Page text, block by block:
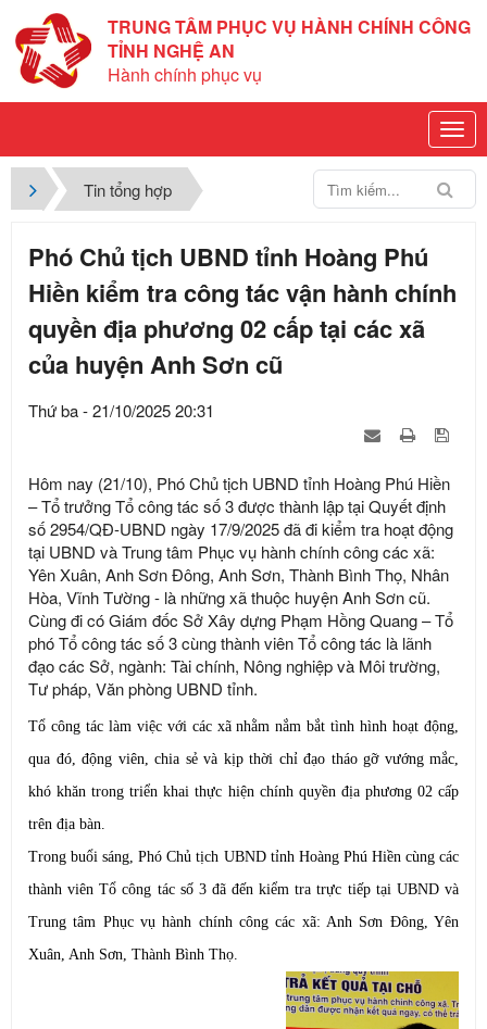
TRUNG TÂM PHỤC VỤ HÀNH CHÍNH CÔNG
TỈNH NGHỆ AN
Hành chính phục vụ
Tin tổng hợp
Phó Chủ tịch UBND tỉnh Hoàng Phú
Hiền kiểm tra công tác vận hành chính
quyền địa phương 02 cấp tại các xã
của huyện Anh Sơn cũ
Thứ ba - 21/10/2025 20:31
Hôm nay (21/10), Phó Chủ tịch UBND tỉnh Hoàng Phú Hiền
– Tổ trưởng Tổ công tác số 3 được thành lập tại Quyết định
số 2954/QĐ-UBND ngày 17/9/2025 đã đi kiểm tra hoạt động
tại UBND và Trung tâm Phục vụ hành chính công các xã:
Yên Xuân, Anh Sơn Đông, Anh Sơn, Thành Bình Thọ, Nhân
Hòa, Vĩnh Tường - là những xã thuộc huyện Anh Sơn cũ.
Cùng đi có Giám đốc Sở Xây dựng Phạm Hồng Quang – Tổ
phó Tổ công tác số 3 cùng thành viên Tổ công tác là lãnh
đạo các Sở, ngành: Tài chính, Nông nghiệp và Môi trường,
Tư pháp, Văn phòng UBND tỉnh.
Tổ công tác làm việc với các xã nhằm nắm bắt tình hình hoạt động,
qua đó, động viên, chia sẻ và kịp thời chỉ đạo tháo gỡ vướng mắc,
khó khăn trong triển khai thực hiện chính quyền địa phương 02 cấp
trên địa bàn.
Trong buổi sáng, Phó Chủ tịch UBND tỉnh Hoàng Phú Hiền cùng các
thành viên Tổ công tác số 3 đã đến kiểm tra trực tiếp tại UBND và
Trung tâm Phục vụ hành chính công các xã: Anh Sơn Đông, Yên
Xuân, Anh Sơn, Thành Bình Thọ.